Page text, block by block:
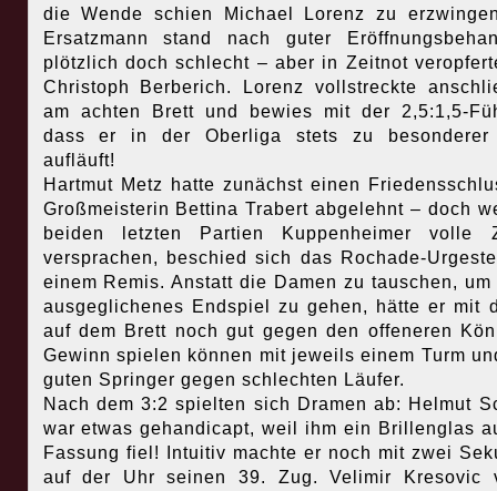
die Wende schien Michael Lorenz zu
Ersatzmann stand nach guter
plötzlich doch schlecht – aber in Zeitnot
Christoph Berberich. Lorenz vollstreckte
am achten Brett und bewies mit der 2,5:1,5-
dass er in der Oberliga stets zu besonderer
aufläuft!
Hartmut Metz hatte zunächst einen
Großmeisterin Bettina Trabert abgelehnt – doch
beiden letzten Partien Kuppenheimer volle
versprachen, beschied sich das Rochade-
einem Remis. Anstatt die Damen zu tauschen,
ausgeglichenes Endspiel zu gehen, hätte er mit
auf dem Brett noch gut gegen den offeneren
Gewinn spielen können mit jeweils einem Turm
guten Springer gegen schlechten Läufer.
Nach dem 3:2 spielten sich Dramen ab: Helmut
war etwas gehandicapt, weil ihm ein Brillenglas
Fassung fiel! Intuitiv machte er noch mit zwei
auf der Uhr seinen 39. Zug. Velimir Kresovic